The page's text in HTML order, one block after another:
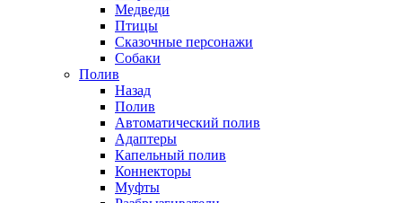
Медведи
Птицы
Сказочные персонажи
Собаки
Полив
Назад
Полив
Автоматический полив
Адаптеры
Капельный полив
Коннекторы
Муфты